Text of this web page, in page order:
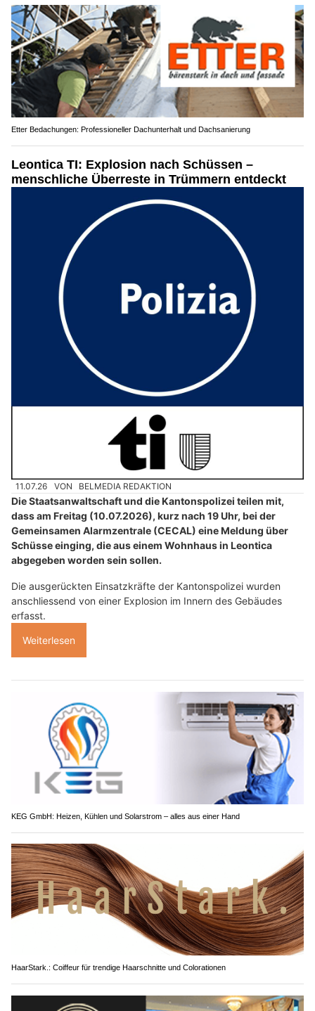
Etter Bedachungen: Professioneller Dachunterhalt und Dachsanierung
Leontica TI: Explosion nach Schüssen –
menschliche Überreste in Trümmern entdeckt
11.07.26 VON BELMEDIA REDAKTION
Die Staatsanwaltschaft und die Kantonspolizei teilen mit,
dass am Freitag (10.07.2026), kurz nach 19 Uhr, bei der
Gemeinsamen Alarmzentrale (CECAL) eine Meldung über
Schüsse einging, die aus einem Wohnhaus in Leontica
abgegeben worden sein sollen.
Die ausgerückten Einsatzkräfte der Kantonspolizei wurden
anschliessend von einer Explosion im Innern des Gebäudes
erfasst.
Weiterlesen
KEG GmbH: Heizen, Kühlen und Solarstrom – alles aus einer Hand
HaarStark.: Coiffeur für trendige Haarschnitte und Colorationen